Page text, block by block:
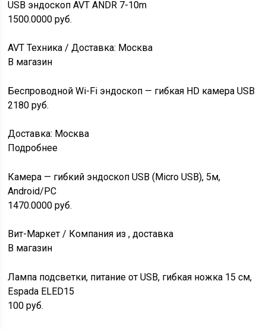
USB эндоскоп AVT ANDR 7-10m
1500.0000руб.
AVT Техника / Доставка: Москва
В магазин
Беспроводной Wi-Fi эндоскоп — гибкая HD камера USB
2180руб.
Доставка: Москва
Подробнее
Камера — гибкий эндоскоп USB (Micro USB), 5м,
Android/PC
1470.0000руб.
Вит-Маркет / Компания из , доставка
В магазин
Лампа подсветки, питание от USB, гибкая ножка 15 см,
Espada ELED15
100руб.